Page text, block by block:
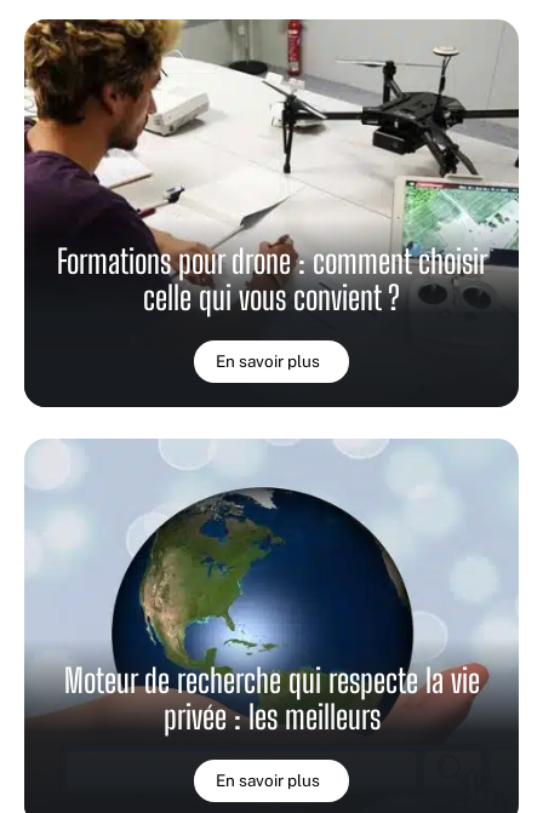
Formations pour drone : comment choisir
celle qui vous convient ?
En savoir plus
Moteur de recherche qui respecte la vie
privée : les meilleurs
En savoir plus